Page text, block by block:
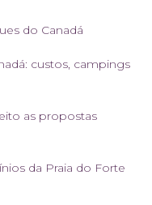
do Canadá
custos, campings
as propostas
da Praia do Forte